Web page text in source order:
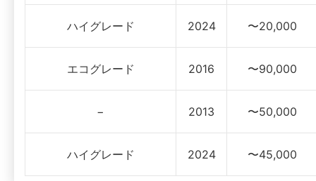
ハイグレード 2024 〜20,000
エコグレード 2016 〜90,000
− 2013 〜50,000
ハイグレード 2024 〜45,000